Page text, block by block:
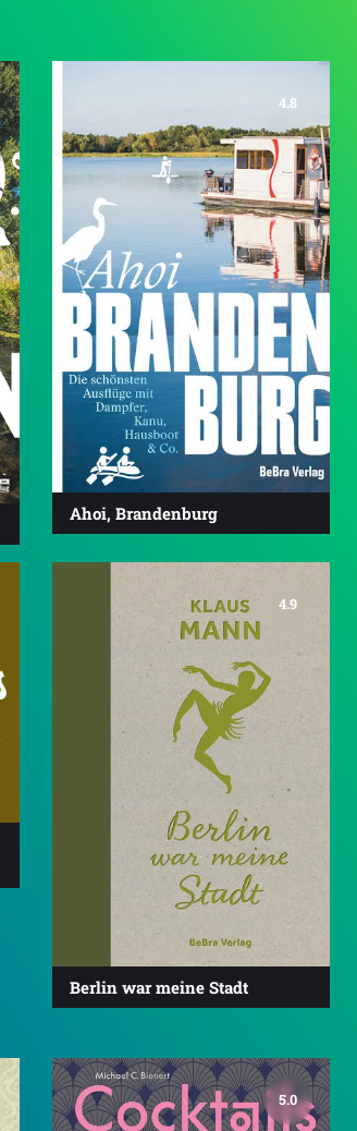
4.8
Ahoi, Brandenburg
4.9
Berlin war meine Stadt
5.0